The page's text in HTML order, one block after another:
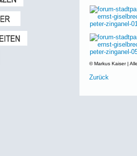
© Markus Kaiser |
Zurück